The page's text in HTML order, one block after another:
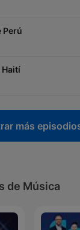
Perú
Haití
más
de Música